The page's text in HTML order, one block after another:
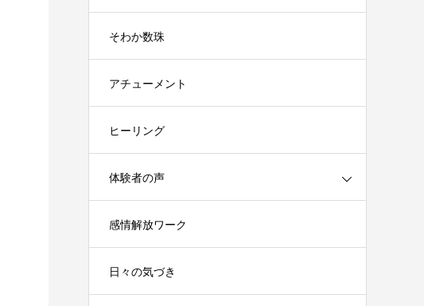
そわか数珠
アチューメント
ヒーリング
体験者の声
感情解放ワーク
日々の気づき